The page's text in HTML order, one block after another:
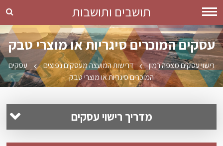
תושבים ותושבות
עסקים המוכרים סיגריות או מוצרי טבק
רישוי עסקים מצפה רמון דרישות המועצה מעסקים נפוצים
עסקים
המוכרים סיגריות או מוצרי טבק
מדריך רישוי עסקים